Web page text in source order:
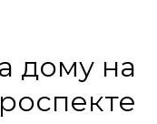
дому на